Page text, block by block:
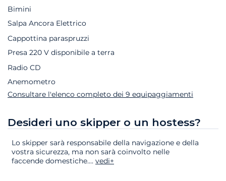
Bimini
Salpa Ancora Elettrico
Cappottina paraspruzzi
Presa 220 V disponibile a terra
Radio CD
Anemometro
Consultare l'elenco completo dei 9 equipaggiamenti
Desideri uno skipper o un hostess?
Lo skipper sarà responsabile della navigazione e della
vostra sicurezza, ma non sarà coinvolto nelle
faccende domestiche.... vedi+